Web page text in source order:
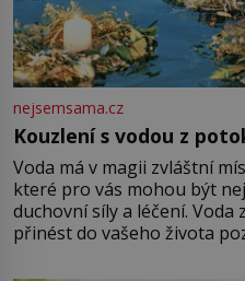
nejsemsama.cz
Kouzlení s vodou z
Voda má v magii zvláštní
které pro vás mohou být
duchovní síly a léčení.
přinést do vašeho života
můžete obohatit své rituály